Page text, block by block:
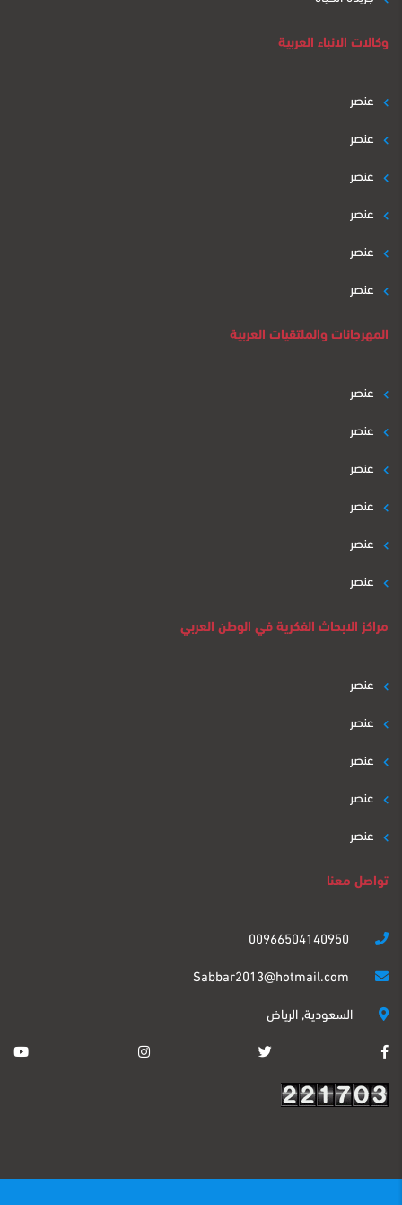
وكالات الانباء العربية
عنصر
عنصر
عنصر
عنصر
عنصر
عنصر
المهرجانات والملتقيات العربية
عنصر
عنصر
عنصر
عنصر
عنصر
عنصر
مراكز الابحاث الفكرية في الوطن العربي
عنصر
عنصر
عنصر
عنصر
عنصر
تواصل معنا
السعودية, الرياض